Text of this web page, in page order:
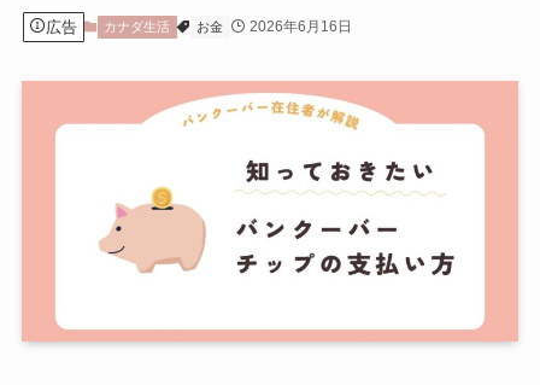
広告 カナダ生活 お金 2026年6月16日